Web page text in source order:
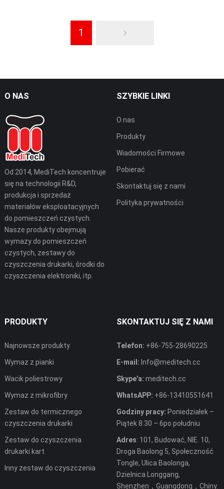
1
O NAS
Od 2014, MediTech koncentruje
się na technologii R&D,
produkcja i sprzedaż
materiałów eksploatacyjnych
do pomieszczeń czystych.
Nasze produkty obejmują
wymazy do pomieszczeń
czystych, zestawy do
czyszczenia drukarki, środki do
czyszczenia elektroniki, itp.
SZYBKIE LINKI
O nas
Produkty
Wiadomości Firmowe
Pobierać
Skontaktuj się z nami
Polityka prywatności
PRODUKTY
Najnowsze produkty
Wymaz z pianki
Wacik poliestrowy
Wymaz z mikrofibry
Zestaw do termicznego
czyszczenia drukarki
Zestaw do czyszczenia
drukarki kart
Inny zestaw do czyszczenia
SKONTAKTUJ SIĘ Z NAMI
Telefon: +86-755-28690225
E-mail: Info@meditech.cc
Skype'a: meditech.cc
WhatsAPP: +86-13410551641
Godziny pracy: Poniedziałek –
Piątek 8:30 – 6po południu
Adres: 101, Budować, NIE. 10,
Droga Baolong 5, Społeczność
Tongle, Ulica Baolonga,
Dzielnica Longgang,
Shenzhen，Guangdong，Chiny.